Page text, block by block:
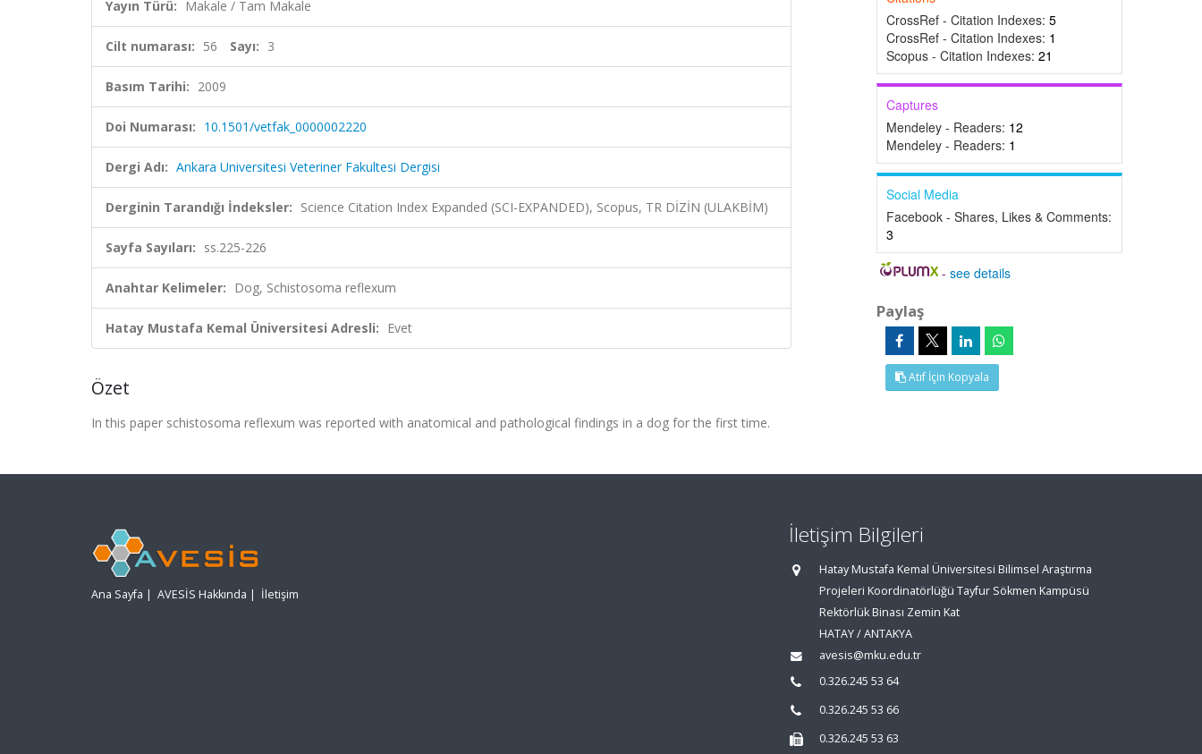
Yayın Türü: Makale / Tam Makale
Cilt numarası: 56 Sayı: 3
Basım Tarihi: 2009
Doi Numarası: 10.1501/vetfak_0000002220
Dergi Adı: Ankara Universitesi Veteriner Fakultesi Dergisi
Derginin Tarandığı İndeksler: Science Citation Index Expanded (SCI-EXPANDED), Scopus, TR DİZİN (ULAKBİM)
Sayfa Sayıları: ss.225-226
Anahtar Kelimeler: Dog, Schistosoma reflexum
Hatay Mustafa Kemal Üniversitesi Adresli: Evet
Özet
In this paper schistosoma reflexum was reported with anatomical and pathological findings in a dog for the first time.
CrossRef - Citation Indexes: 5
CrossRef - Citation Indexes: 1
Scopus - Citation Indexes: 21
Captures
Mendeley - Readers: 12
Mendeley - Readers: 1
Social Media
Facebook - Shares, Likes & Comments:
3
-see details
Paylaş
Atıf İçin Kopyala
Ana Sayfa | AVESİS Hakkında | İletişim
İletişim Bilgileri
Hatay Mustafa Kemal Üniversitesi Bilimsel Araştırma
Projeleri Koordinatörlüğü Tayfur Sökmen Kampüsü
Rektörlük Binası Zemin Kat
HATAY / ANTAKYA
avesis@mku.edu.tr
0.326.245 53 64
0.326.245 53 66
0.326.245 53 63